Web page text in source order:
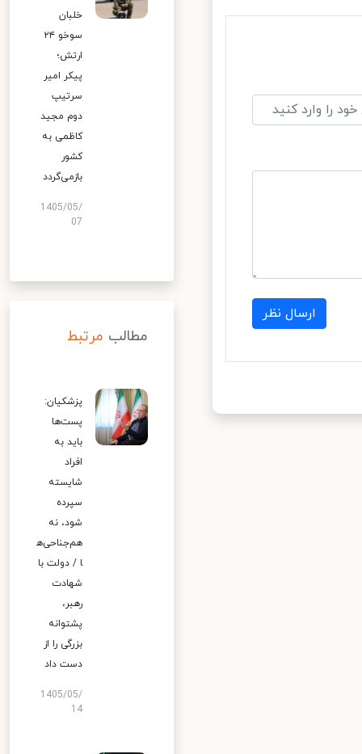
ارسال نظر
خلبان
سوخو ۲۴
ارتش؛
پیکر امیر
سرتیپ
دوم مجید
کاظمی به
کشور
بازمی‌گردد
1405/05/
07
مطالب مرتبط
پزشکیان:
پست‌ها
باید به
افراد
شایسته
سپرده
شود، نه
هم‌جناحی‌ه
ا / دولت با
شهادت
رهبر،
پشتوانه
بزرگی را از
دست داد
1405/05/
14